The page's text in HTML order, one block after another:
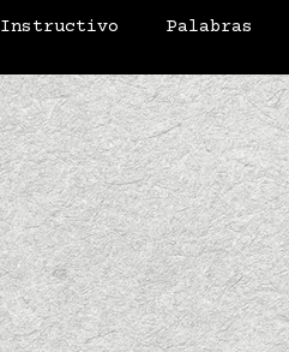
Instructivo Palabras